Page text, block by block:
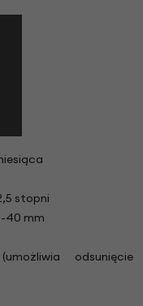
stopni
40 mm
odsunięcie